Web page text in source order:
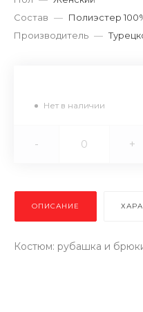
Состав — Полиэстер
Производитель —
Нет в наличии
- +
ОПИСАНИЕ
Костюм: рубашка и